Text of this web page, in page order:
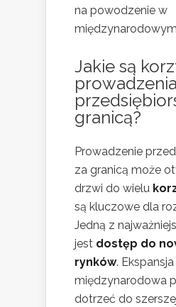
na powodzenie w
Jakie są
prowadzenia
granicą?
Prowadzenie
za granicą może
drzwi do wielu
są kluczowe dla
Jedną z
jest dostęp do
rynków. Ekspansja
międzynarodowa
dotrzeć do